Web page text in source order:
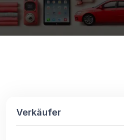
Verkäufer